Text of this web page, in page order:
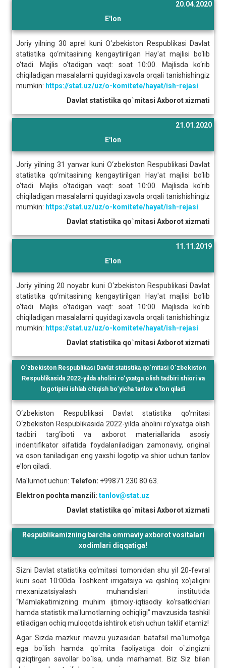
20.04.2020
E'lon
Joriy yilning 30 aprel kuni O‘zbekiston Respublikasi Davlat
statistika qo‘mitasining kengaytirilgan Hay'at majlisi bo‘lib
o‘tadi. Majlis o‘tadigan vaqt: soat 10:00. Majlisda ko‘rib
chiqiladigan masalalarni quyidagi xavola orqali tanishishingiz
mumkin: https://stat.uz/uz/o-komitete/hayat/ish-rejasi
Davlat statistika qo`mitasi Axborot xizmati
21.01.2020
E'lon
Joriy yilning 31 yanvar kuni O‘zbekiston Respublikasi Davlat
statistika qo‘mitasining kengaytirilgan Hay'at majlisi bo‘lib
o‘tadi. Majlis o‘tadigan vaqt: soat 10:00. Majlisda ko‘rib
chiqiladigan masalalarni quyidagi xavola orqali tanishishingiz
mumkin: https://stat.uz/uz/o-komitete/hayat/ish-rejasi
Davlat statistika qo`mitasi Axborot xizmati
11.11.2019
E'lon
Joriy yilning 20 noyabr kuni O‘zbekiston Respublikasi Davlat
statistika qo‘mitasining kengaytirilgan Hay'at majlisi bo‘lib
o‘tadi. Majlis o‘tadigan vaqt: soat 10:00. Majlisda ko‘rib
chiqiladigan masalalarni quyidagi xavola orqali tanishishingiz
mumkin: https://stat.uz/uz/o-komitete/hayat/ish-rejasi
Davlat statistika qo`mitasi Axborot xizmati
O‘zbekiston Respublikasi Davlat statistika qo‘mitasi O‘zbekiston
Respublikasida 2022-yilda aholini ro‘yxatga olish tadbiri shiori va
logotipini ishlab chiqish bo‘yicha tanlov e'lon qiladi
O‘zbekiston Respublikasi Davlat statistika qo‘mitasi
O‘zbekiston Respublikasida 2022-yilda aholini ro‘yxatga olish
tadbiri targ‘iboti va axborot materiallarida asosiy
indentifikator sifatida foydalaniladigan zamonaviy, original
va oson taniladigan eng yaxshi logotip va shior uchun tanlov
e'lon qiladi.
Ma'lumot uchun: Telefon: +99871 230 80 63.
Elektron pochta manzili: tanlov@stat.uz
Davlat statistika qo`mitasi Axborot xizmati
Respublikamizning barcha ommaviy axborot vositalari
xodimlari diqqatiga!
Sizni Davlat statistika qo‘mitasi tomonidan shu yil 20-fevral
kuni soat 10:00da Toshkent irrigatsiya va qishloq xo‘jaligini
mexanizatsiyalash muhandislari institutida
“Mamlakatimizning muhim ijtimoiy-iqtisodiy ko‘rsatkichlari
hamda statistik ma'lumotlarning ochiqligi” mavzusida tashkil
etiladigan ochiq muloqotda ishtirok etish uchun taklif etamiz!
Agar Sizda mazkur mavzu yuzasidan batafsil ma`lumotga
ega bo`lish hamda qo`mita faoliyatiga doir o`zingizni
qiziqtirgan savollar bo`lsa, unda marhamat. Biz Siz bilan